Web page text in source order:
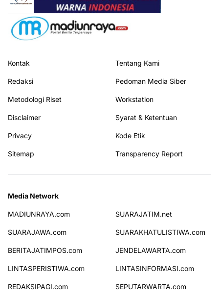
Kontak Tentang Kami
Redaksi Pedoman Media Siber
Metodologi Riset Workstation
Disclaimer Syarat & Ketentuan
Privacy Kode Etik
Sitemap Transparency Report
Media Network
MADIUNRAYA.com SUARAJATIM.net
SUARAJAWA.com SUARAKHATULISTIWA.com
BERITAJATIMPOS.com JENDELAWARTA.com
LINTASPERISTIWA.com LINTASINFORMASI.com
REDAKSIPAGI.com SEPUTARWARTA.com